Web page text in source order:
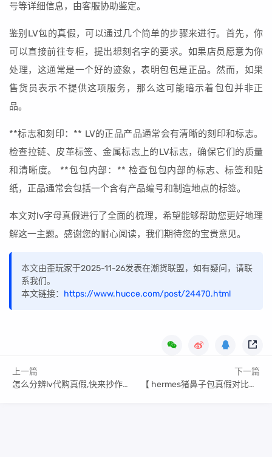
号等详细信息，由客服协助鉴定。
鉴别LV包的真假，可以通过几个简单的步骤来进行。首先，你
可以直接前往专柜，提出想刻名字的要求。如果店员愿意为你
处理，这通常是一个好的迹象，表明包包是正品。然而，如果
售货员表示不提供这项服务，那么这可能暗示着包包并非正
品。
**标志和刻印：** LV的正品产品通常会有清晰的刻印和标志。
检查拉链、皮革标签、金属标志上的LV标志，确保它们的质量
和清晰度。 **包包内部：** 检查包包内部的标志、标签和贴
纸，正品通常会包括一个含有产品编号和制造地点的标签。
本文对lv字母真假进行了全面的梳理，希望能够帮助您更好地理
解这一主题。感谢您的耐心阅读，我们期待您的宝贵意见。
本文由歪玩家于2025-11-26发表在潮货联盟，如有疑问，请联
系我们。
本文链接： https://www.hucce.com/post/24470.html
上一篇
怎么分辨lv代购真假,快来抄作业！
下一篇
【 hermes猪鼻子包真假对比】档口货源微信